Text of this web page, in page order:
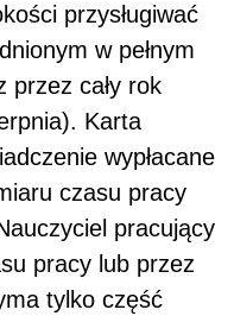
przysługiwać
w pełnym
przez cały rok
Karta
wypłacane
czasu pracy
pracujący
pracy lub przez
tylko część